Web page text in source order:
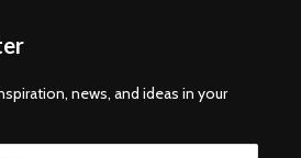
news, and ideas in your